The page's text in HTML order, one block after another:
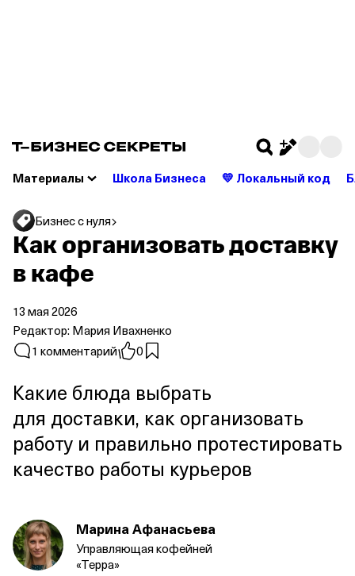
Материалы Школа Бизнеса 💛 Локальный код
Бизнес с нуля
Как организовать доставку
в кафе
13 мая 2026
Редактор:Мария Ивахненко
1 комментарий
0
Какие блюда выбрать
для доставки, как организовать
работу и правильно протестировать
качество работы курьеров
Марина Афанасьева
Управляющаякофейней
«Терра»